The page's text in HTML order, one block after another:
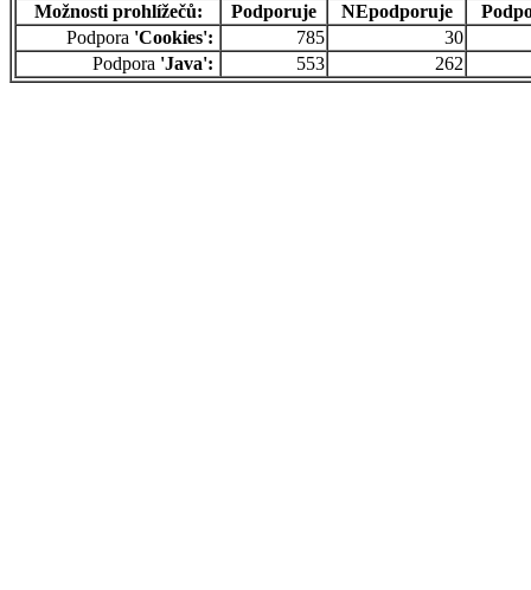
Možnosti prohlížečů: Podporuje NEpodporuje
Podpora 'Cookies': 785
30
Podpora 'Java': 553 262